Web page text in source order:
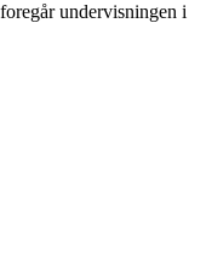
undervisningen i